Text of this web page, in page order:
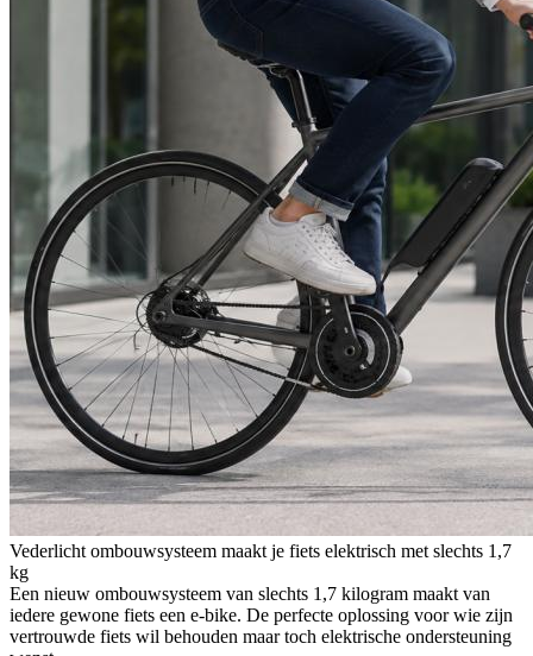
Vederlicht ombouwsysteem maakt je fiets elektrisch met slechts 1,7
kg
Een nieuw ombouwsysteem van slechts 1,7 kilogram maakt van
iedere gewone fiets een e-bike. De perfecte oplossing voor wie zijn
vertrouwde fiets wil behouden maar toch elektrische ondersteuning